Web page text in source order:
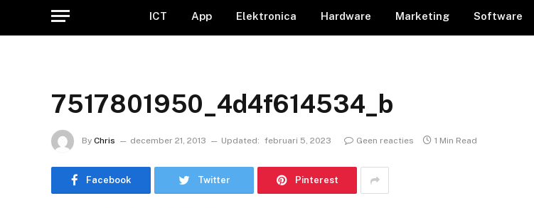
ICT App Elektronica Hardware Marketing Software
7517801950_4d4f614534_b
By Chris december 21, 2013 Updated: februari 5, 2023 Geen reacties 1 Min Read
Facebook Twitter Pinterest